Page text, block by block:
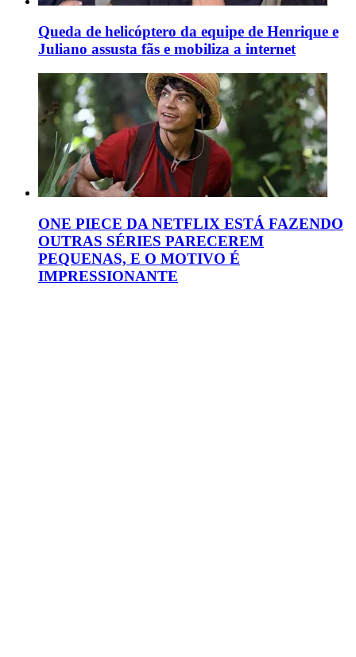
Queda de helicóptero da equipe de Henrique e
Juliano assusta fãs e mobiliza a internet
ONE PIECE DA NETFLIX ESTÁ FAZENDO
OUTRAS SÉRIES PARECEREM
PEQUENAS, E O MOTIVO É
IMPRESSIONANTE